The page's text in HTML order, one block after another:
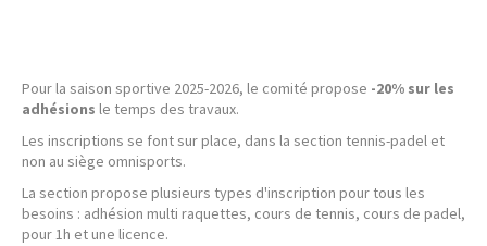
Pour la saison sportive 2025-2026, le comité propose -20% sur les
adhésions le temps des travaux.
Les inscriptions se font sur place, dans la section tennis-padel et
non au siège omnisports.
La section propose plusieurs types d'inscription pour tous les
besoins : adhésion multi raquettes, cours de tennis, cours de padel,
pour 1h et une licence.